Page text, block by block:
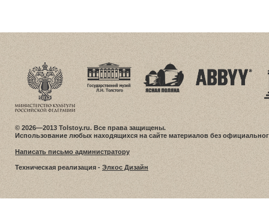
© 2026—2013 Tolstoy.ru. Все права защищены.
Использование любых находящихся на сайте материалов без
Написать письмо администратору
Техническая реализация - Элкос Дизайн